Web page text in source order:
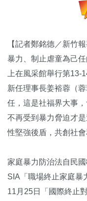
【記者鄭銘德／新竹
暴力、制止虐童為己
上在風采館舉行第13-
新任理事長姜裕蓉（
任，這是社福界大事
不再受到暴力脅迫才
性堅強後盾，共創社會
家庭暴力防治法自民
SIA「職場終止家庭暴
11月25日「國際終止